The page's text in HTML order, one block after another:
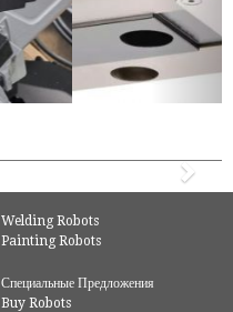
Welding Robots
Painting Robots
Специальные Предложения
Buy Robots